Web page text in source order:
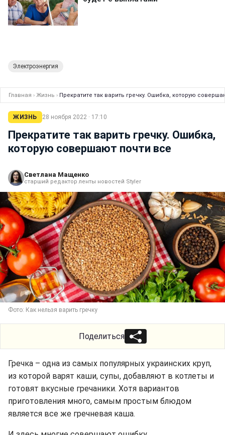
Электроэнергия
Главная › Жизнь › Прекратите так варить гречку. Ошибка, которую
ЖИЗНЬ 28 ноября 2022 · 17:10
Прекратите так варить гречку. Ошибка,
которую совершают почти все
Светлана Мащенко
старший редактор ленты новостей Styler
Фото: Как нельзя варить гречку
Поделиться
Гречка – одна из самых популярных украинских круп,
из которой варят каши, супы, добавляют в котлеты и
готовят вкусные гречаники. Хотя вариантов
приготовления много, самым простым блюдом
является все же гречневая каша.